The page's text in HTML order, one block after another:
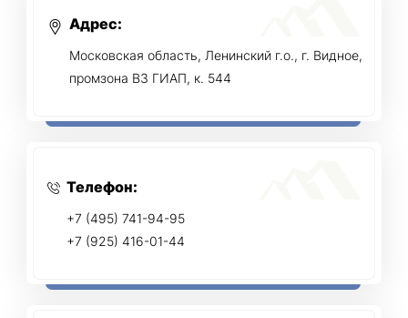
Адрес:
Московская область, Ленинский г.о., г. Видное,
промзона ВЗ ГИАП, к. 544
Телефон:
+7 (495) 741-94-95
+7 (925) 416-01-44